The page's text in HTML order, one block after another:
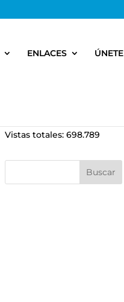
ENLACES ÚNETE
Vistas totales:698.789